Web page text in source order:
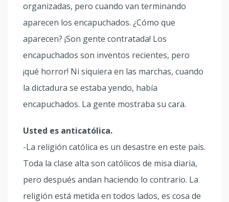
organizadas, pero cuando van terminando
aparecen los encapuchados. ¿Cómo que
aparecen? ¡Son gente contratada! Los
encapuchados son inventos recientes, pero
¡qué horror! Ni siquiera en las marchas, cuando
la dictadura se estaba yendo, había
encapuchados. La gente mostraba su cara.
Usted es anticatólica.
-La religión católica es un desastre en este país.
Toda la clase alta son católicos de misa diaria,
pero después andan haciendo lo contrario. La
religión está metida en todos lados, es cosa de